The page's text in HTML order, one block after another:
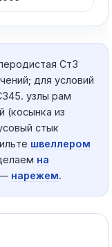
Ст3
для условий
узлы рам
(косынка из
стык
швеллером
на
— нарежем.